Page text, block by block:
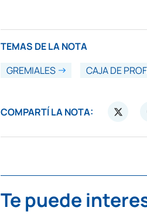
TEMAS DE LA NOTA
GREMIALES
CAJA DE
COMPARTÍ LA NOTA:
Te puede